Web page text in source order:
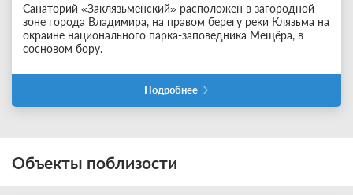
Санаторий «Заклязьменский» расположен в загородной
зоне города Владимира, на правом берегу реки Клязьма на
окраине национального парка-заповедника Мещёра, в
сосновом бору.
Подробнее
Объекты поблизости